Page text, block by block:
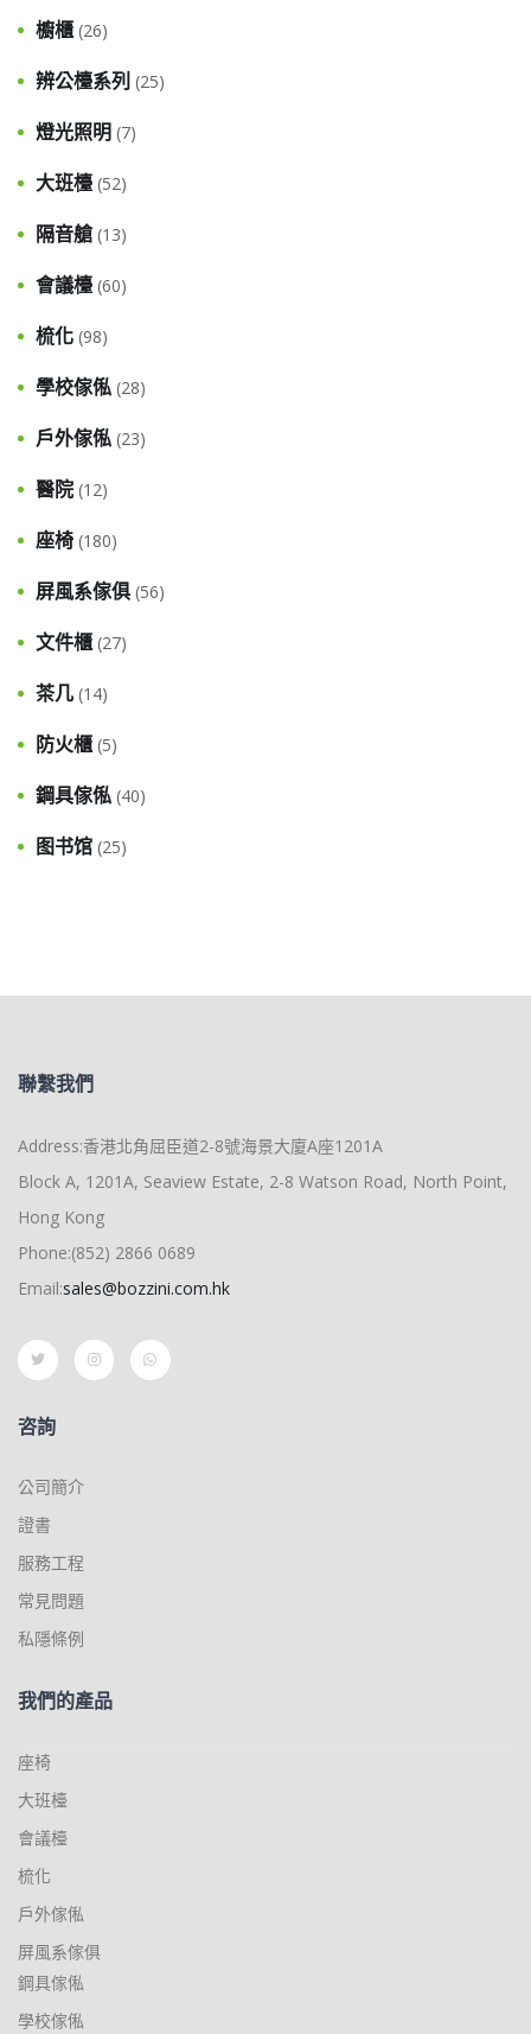
櫥櫃 (26)
辨公檯系列 (25)
燈光照明 (7)
大班檯 (52)
隔音艙 (13)
會議檯 (60)
梳化 (98)
學校傢俬 (28)
戶外傢俬 (23)
醫院 (12)
座椅 (180)
屏風系傢俱 (56)
文件櫃 (27)
茶几 (14)
防火櫃 (5)
鋼具傢俬 (40)
图书馆 (25)
聯繫我們
Address:香港北角屈臣道2-8號海景大廈A座1201A
Block A, 1201A, Seaview Estate, 2-8 Watson Road, North Point,
Hong Kong
Phone:(852) 2866 0689
Email:sales@bozzini.com.hk
咨詢
公司簡介
證書
服務工程
常見問題
私隱條例
我們的產品
座椅
大班檯
會議檯
梳化
戶外傢俬
屏風系傢俱
鋼具傢俬
學校傢俬